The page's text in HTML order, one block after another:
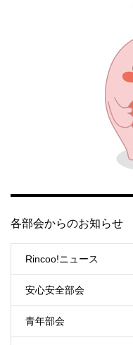
各部会からのお知らせ
Rincoo!ニュース
安心安全部会
青年部会